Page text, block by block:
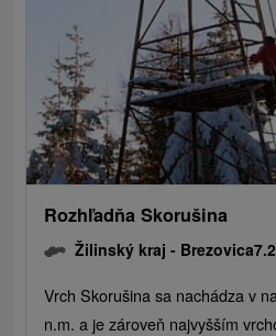
Rozhľadňa Skorušina
Žilinský kraj - Brezovica
Vrch Skorušina sa nachádza v
n.m. a je zároveň najvyšším